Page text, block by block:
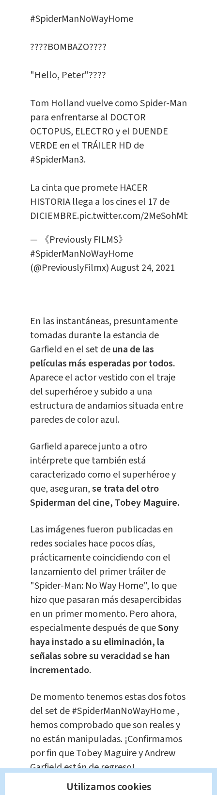
#SpiderManNoWayHome
????BOMBAZO????
"Hello, Peter"????
Tom Holland vuelve como Spider-Man
para enfrentarse al DOCTOR
OCTOPUS, ELECTRO y el DUENDE
VERDE en el TRÁILER HD de
#SpiderMan3.
La cinta que promete HACER
HISTORIA llega a los cines el 17 de
DICIEMBRE.pic.twitter.com/2MeSohMb1t
— 《Previously FILMS》
#SpiderManNoWayHome
(@PreviouslyFilmx)August 24, 2021
En las instantáneas, presuntamente
tomadas durante la estancia de
Garfield en el set deuna de las
películas más esperadas por todos.
Aparece el actor vestido con el traje
del superhéroe y subido a una
estructura de andamios situada entre
paredes de color azul.
Garfield aparece junto a otro
intérprete que también está
caracterizado como el superhéroe y
que, aseguran,se trata del otro
Spiderman del cine, Tobey Maguire.
Las imágenes fueron publicadas en
redes sociales hace pocos días,
prácticamente coincidiendo con el
lanzamiento del primer tráiler de
"Spider-Man: No Way Home", lo que
hizo que pasaran más desapercibidas
en un primer momento. Pero ahora,
especialmente después de queSony
haya instado a su eliminación, la
señalas sobre su veracidad se han
incrementado.
De momento tenemos estas dos fotos
del set de#SpiderManNoWayHome,
hemos comprobado que son reales y
no están manipuladas. ¡Confirmamos
por fin que Tobey Maguire y Andrew
Garfield están de regreso!
Esta película va a ser épica
Utilizamos cookies